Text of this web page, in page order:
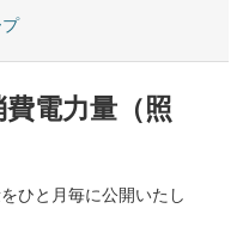
電力量（照
ひと月毎に公開いたし